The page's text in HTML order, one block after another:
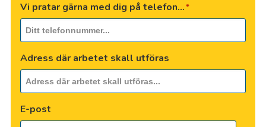
Vi pratar gärna med dig på telefon...*
Adress där arbetet skall utföras
E-post